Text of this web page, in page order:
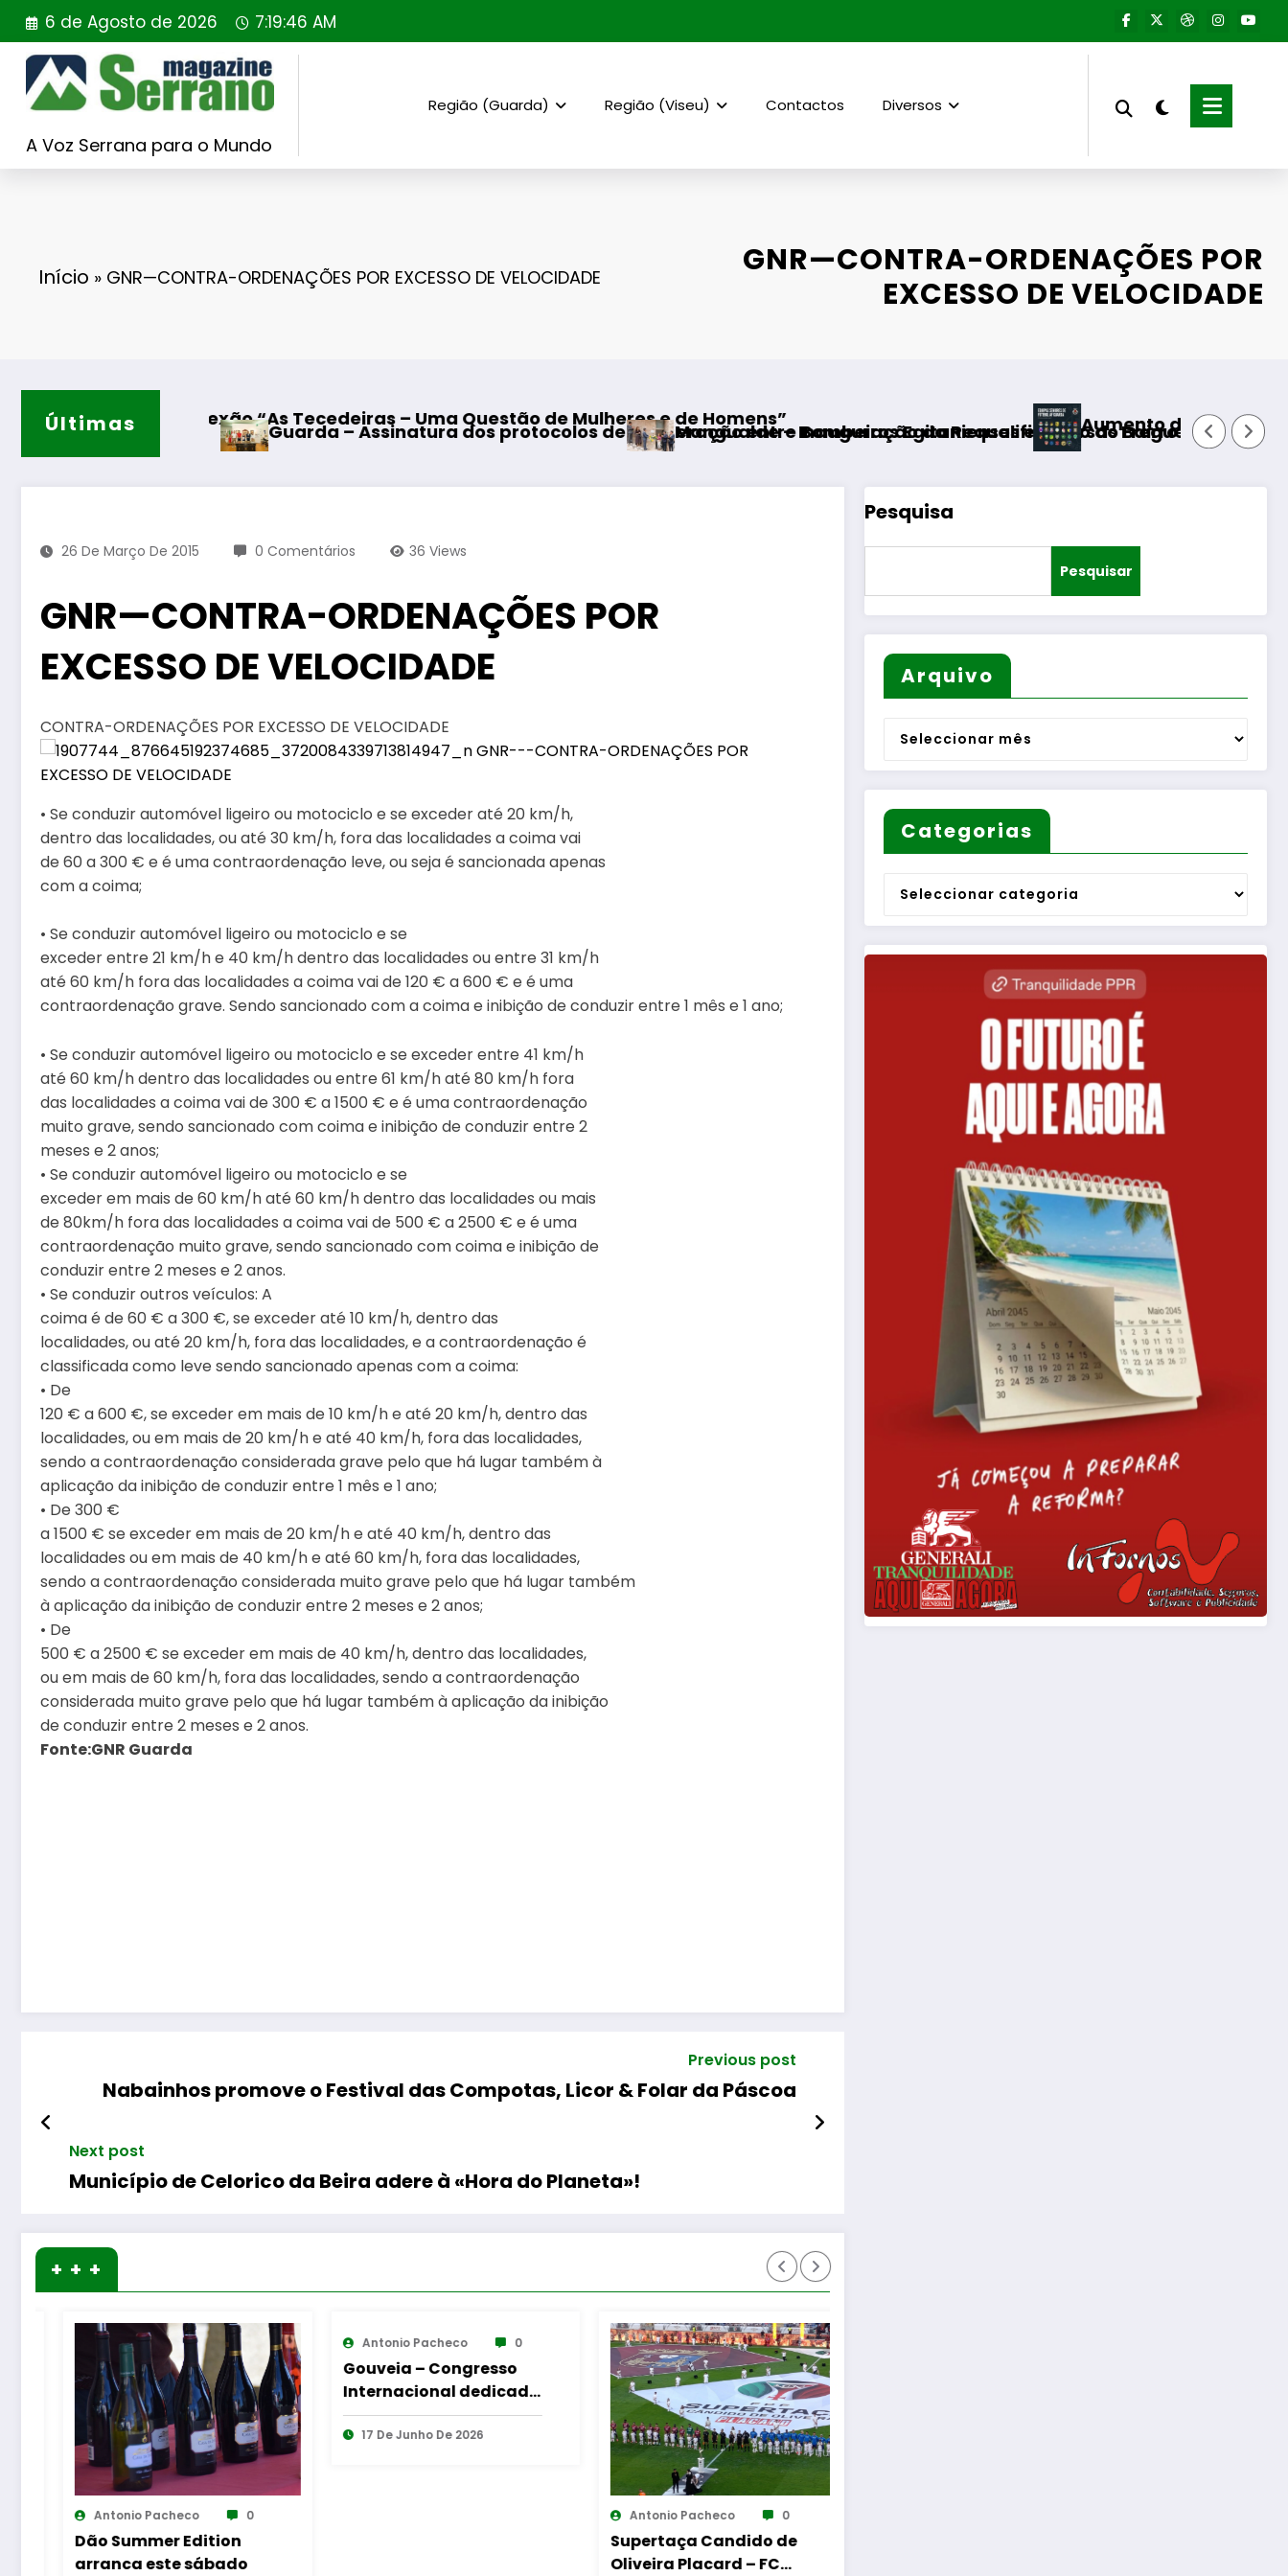
Saltar
para
conteúdo
6 de Agosto de 2026 7:19:47 AM
A Voz Serrana para o Mundo
Região (Guarda) Região (Viseu) Contactos Diversos
Início » GNR—CONTRA-ORDENAÇÕES POR EXCESSO DE VELOCIDADE
GNR—CONTRA-ORDENAÇÕES POR
EXCESSO DE VELOCIDADE
Últimas
“As Tecedeiras – Uma Questão de Mulheres e de Homens”
Guarda – Assinatura dos protocolos de cooperação entre Bombeiros Egitanienses e diversas Freguesias
Mangualde – Inauguração da Requalificação do Bairro Municipal
Aumento do número de equipas seniores
26 De Março De 2015 0 Comentários 36 Views
GNR—CONTRA-ORDENAÇÕES POR
EXCESSO DE VELOCIDADE
CONTRA-ORDENAÇÕES POR EXCESSO DE VELOCIDADE
• Se conduzir automóvel ligeiro ou motociclo e se exceder até 20 km/h,
dentro das localidades, ou até 30 km/h, fora das localidades a coima vai
de 60 a 300 € e é uma contraordenação leve, ou seja é sancionada apenas
com a coima;
• Se conduzir automóvel ligeiro ou motociclo e se
exceder entre 21 km/h e 40 km/h dentro das localidades ou entre 31 km/h
até 60 km/h fora das localidades a coima vai de 120 € a 600 € e é uma
contraordenação grave. Sendo sancionado com a coima e inibição de conduzir entre 1 mês e 1 ano;
• Se conduzir automóvel ligeiro ou motociclo e se exceder entre 41 km/h
até 60 km/h dentro das localidades ou entre 61 km/h até 80 km/h fora
das localidades a coima vai de 300 € a 1500 € e é uma contraordenação
muito grave, sendo sancionado com coima e inibição de conduzir entre 2
meses e 2 anos;
• Se conduzir automóvel ligeiro ou motociclo e se
exceder em mais de 60 km/h até 60 km/h dentro das localidades ou mais
de 80km/h fora das localidades a coima vai de 500 € a 2500 € e é uma
contraordenação muito grave, sendo sancionado com coima e inibição de
conduzir entre 2 meses e 2 anos.
• Se conduzir outros veículos: A
coima é de 60 € a 300 €, se exceder até 10 km/h, dentro das
localidades, ou até 20 km/h, fora das localidades, e a contraordenação é
classificada como leve sendo sancionado apenas com a coima:
• De
120 € a 600 €, se exceder em mais de 10 km/h e até 20 km/h, dentro das
localidades, ou em mais de 20 km/h e até 40 km/h, fora das localidades,
sendo a contraordenação considerada grave pelo que há lugar também à
aplicação da inibição de conduzir entre 1 mês e 1 ano;
• De 300 €
a 1500 € se exceder em mais de 20 km/h e até 40 km/h, dentro das
localidades ou em mais de 40 km/h e até 60 km/h, fora das localidades,
sendo a contraordenação considerada muito grave pelo que há lugar também
à aplicação da inibição de conduzir entre 2 meses e 2 anos;
• De
500 € a 2500 € se exceder em mais de 40 km/h, dentro das localidades,
ou em mais de 60 km/h, fora das localidades, sendo a contraordenação
considerada muito grave pelo que há lugar também à aplicação da inibição
de conduzir entre 2 meses e 2 anos.
Fonte:GNR Guarda
Previous post
Nabainhos promove o Festival das Compotas, Licor & Folar da Páscoa
Next post
Município de Celorico da Beira adere à «Hora do Planeta»!
+ + +
0
Antonio Pacheco 0
Gouveia – Congresso
Internacional dedicado
às Artes e ao
Imaginário Popular
17 De Junho De 2026
0
Supertaça Candido de
Antonio Pacheco
Covilhã – Dez
municípios assinam
Pesquisa
Pesquisar
Arquivo
Arquivo
Categorias
Categorias